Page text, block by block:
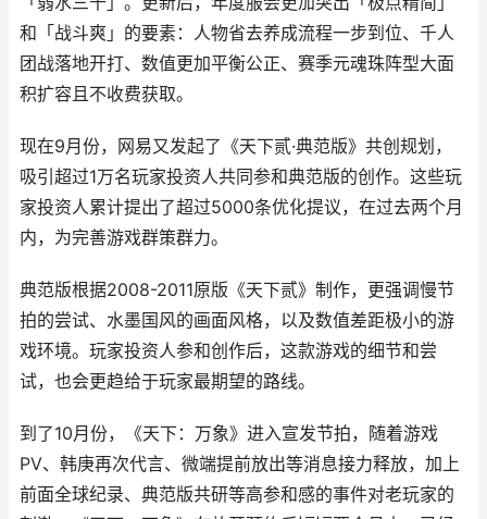
和「战斗爽」的要素：人物省去养成流程一步到位、千人
团战落地开打、数值更加平衡公正、赛季元魂珠阵型大面
积扩容且不收费获取。
现在9月份，网易又发起了《天下贰·典范版》共创规划，
吸引超过1万名玩家投资人共同参和典范版的创作。这些玩
家投资人累计提出了超过5000条优化提议，在过去两个月
内，为完善游戏群策群力。
典范版根据2008-2011原版《天下贰》制作，更强调慢节
拍的尝试、水墨国风的画面风格，以及数值差距极小的游
戏环境。玩家投资人参和创作后，这款游戏的细节和尝
试，也会更趋给于玩家最期望的路线。
到了10月份，《天下：万象》进入宣发节拍，随着游戏
PV、韩庚再次代言、微端提前放出等消息接力释放，加上
前面全球纪录、典范版共研等高参和感的事件对老玩家的